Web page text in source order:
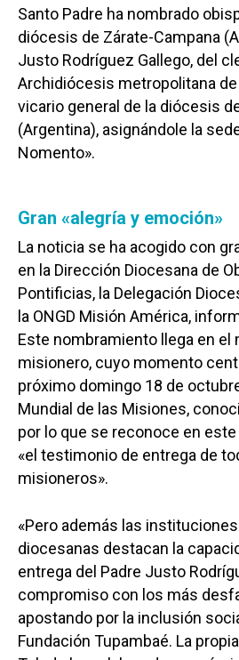
Santo Padre ha nombrado
diócesis de Zárate-Campana
Justo Rodríguez Gallego, del
Archidiócesis metropolitana de
vicario general de la diócesis
(Argentina), asignándole la
Nomento».
Gran «alegría y emoción»
La noticia se ha acogido con
en la Dirección Diocesana de
Pontificias, la Delegación
la ONGD Misión América,
Este nombramiento llega en el
misionero, cuyo momento
próximo domingo 18 de
Mundial de las Misiones,
por lo que se reconoce en
«el testimonio de entrega de
misioneros».
«Pero además las
diocesanas destacan la
entrega del Padre Justo
compromiso con los más
apostando por la inclusión
Fundación Tupambaé. La